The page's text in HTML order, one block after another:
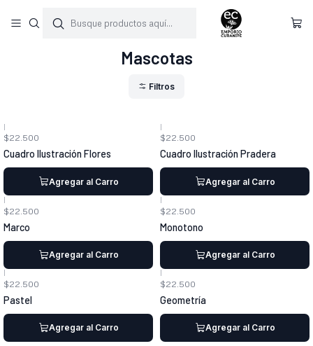
Mascotas
Filtros
|
$22.500
Cuadro Ilustración Flores
Agregar al Carro
|
$22.500
Cuadro Ilustración Pradera
Agregar al Carro
|
$22.500
Marco
Agregar al Carro
|
$22.500
Monotono
Agregar al Carro
$22.500
Pastel
Agregar al Carro
$22.500
Geometría
Agregar al Carro